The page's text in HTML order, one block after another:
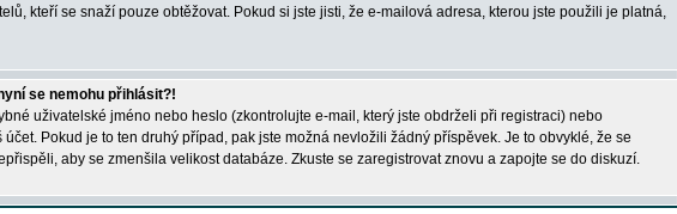
kteří se snaží pouze obtěžovat. Pokud si jste jisti, že e-mailová adresa, kterou jste použili je platná,
se nemohu přihlásit?!
uživatelské jméno nebo heslo (zkontrolujte e-mail, který jste obdrželi při registraci) nebo
Pokud je to ten druhý případ, pak jste možná nevložili žádný příspěvek. Je to obvyklé, že se
aby se zmenšila velikost databáze. Zkuste se zaregistrovat znovu a zapojte se do diskuzí.